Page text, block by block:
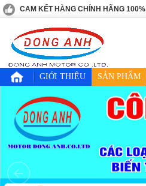
CAM KẾT HÀNG CHÍNH HÃNG 100%
GIỚI THIỆU SẢN PHẨM